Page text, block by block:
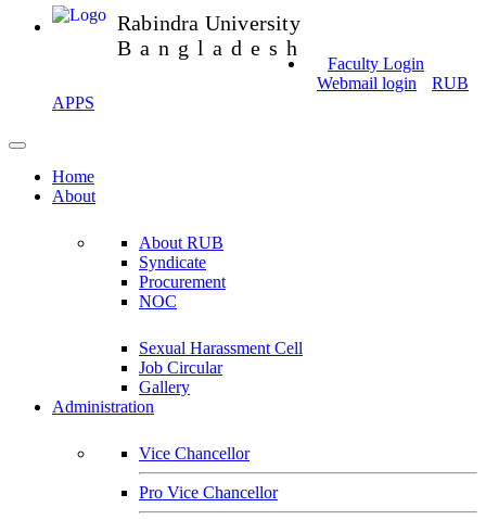
Rabindra University
Bangladesh
Faculty Login
Webmail login
RUB
APPS
Home
About
About RUB
Syndicate
Procurement
NOC
Sexual Harassment Cell
Job Circular
Gallery
Administration
Vice Chancellor
Pro Vice Chancellor